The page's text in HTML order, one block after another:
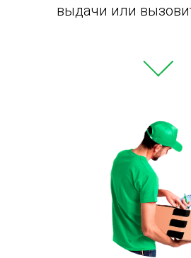
выдачи или